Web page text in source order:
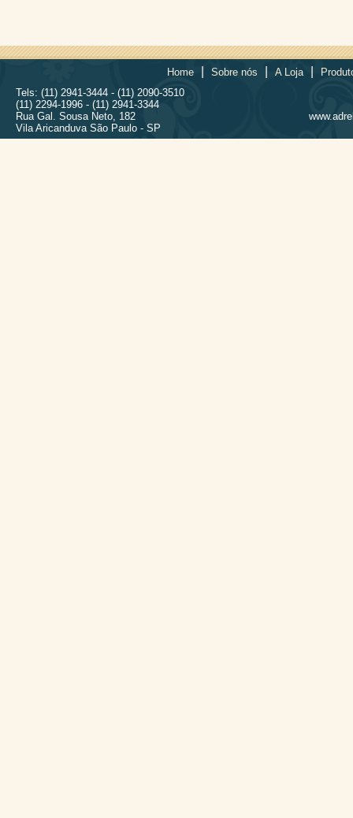
Home Sobre nós A Loja
Tels: (11) 2941-3444 - (11) 2090-3510
(11) 2294-1996 - (11) 2941-3344
Rua Gal. Sousa Neto, 182
Vila Aricanduva São Paulo - SP